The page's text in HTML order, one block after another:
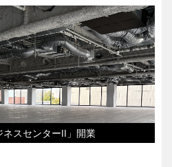
スセンターII」開業